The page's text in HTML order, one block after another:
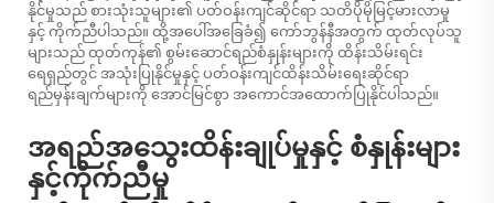
နိုင်မှုသည် စားသုံးသူများ၏ ပတ်ဝန်းကျင်ဆိုင်ရာ သတိပိုမိုမြင့်မားလာမှု
နှင့် ကိုက်ညီပါသည်။ ထို့အပေါ်အခြေခံ၍ ကော်ဘွန်နီအတွက် ထုတ်လုပ်သူ
များသည် ထုတ်ကုန်၏ စွမ်းဆောင်ရည်စံနှုန်းများကို ထိန်းသိမ်းရင်း
ရေရှည်တွင် အသုံးပြုနိုင်မှုနှင့် ပတ်ဝန်းကျင်ထိန်းသိမ်းရေးဆိုင်ရာ
ရည်မှန်းချက်များကို အောင်မြင်စွာ အကောင်အထောက်ပြုနိုင်ပါသည်။
အရည်အသွေးထိန်းချုပ်မှုနှင့် စံနှုန်းများ
နှင့်ကိုက်ညီမှု